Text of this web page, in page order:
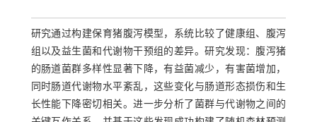
研究通过构建保育猪腹泻模型，系统比较了健康组、腹泻
组以及益生菌和代谢物干预组的差异。研究发现：腹泻猪
的肠道菌群多样性显著下降，有益菌减少，有害菌增加，
同时肠道代谢物水平紊乱，这些变化与肠道形态损伤和生
长性能下降密切相关。进一步分析了菌群与代谢物之间的